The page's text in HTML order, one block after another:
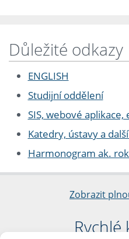
Důležité odkazy
ENGLISH
Studijní oddělení
SIS, webové aplikace,
Katedry, ústavy a
Harmonogram ak.
Zobrazit
Rychlé